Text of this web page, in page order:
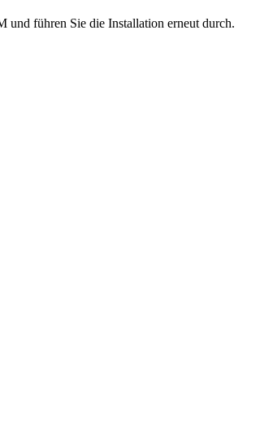
führen Sie die Installation erneut durch.